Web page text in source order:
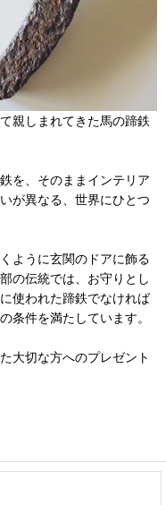
親しまれてきた馬の蹄鉄
を、そのままインテリア
が異なる、世界にひとつ
ように玄関のドアに飾る
の伝統では、お守りとし
使われた蹄鉄でなければ
条件を満たしています。
大切な方へのプレゼント